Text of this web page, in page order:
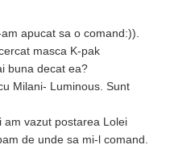
apucat sa o comand:)).
masca K-pak
buna decat ea?
Milani- Luminous. Sunt
vazut postarea Lolei
de unde sa mi-l comand.